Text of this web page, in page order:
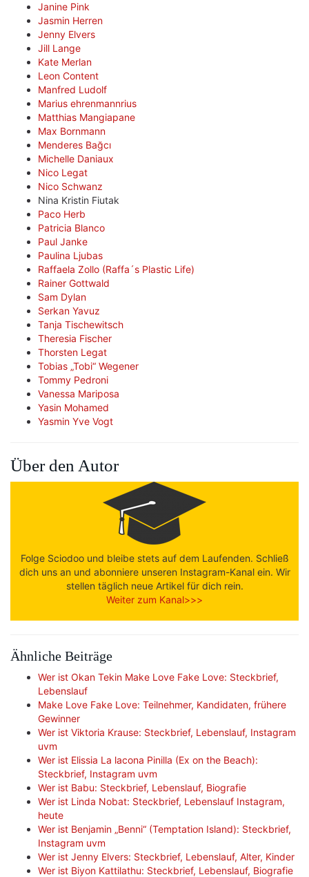
Janine Pink
Jasmin Herren
Jenny Elvers
Jill Lange
Kate Merlan
Leon Content
Manfred Ludolf
Marius ehrenmannrius
Matthias Mangiapane
Max Bornmann
Menderes Bağcı
Michelle Daniaux
Nico Legat
Nico Schwanz
Nina Kristin Fiutak
Paco Herb
Patricia Blanco
Paul Janke
Paulina Ljubas
Raffaela Zollo (Raffa´s Plastic Life)
Rainer Gottwald
Sam Dylan
Serkan Yavuz
Tanja Tischewitsch
Theresia Fischer
Thorsten Legat
Tobias „Tobi“ Wegener
Tommy Pedroni
Vanessa Mariposa
Yasin Mohamed
Yasmin Yve Vogt
Über den Autor
Folge Sciodoo und bleibe stets auf dem Laufenden. Schließ
dich uns an und abonniere unseren Instagram-Kanal ein. Wir
stellen täglich neue Artikel für dich rein.
Weiter zum Kanal>>>
Ähnliche Beiträge
Wer ist Okan Tekin Make Love Fake Love: Steckbrief,
Lebenslauf
Make Love Fake Love: Teilnehmer, Kandidaten, frühere
Gewinner
Wer ist Viktoria Krause: Steckbrief, Lebenslauf, Instagram
uvm
Wer ist Elissia La lacona Pinilla (Ex on the Beach):
Steckbrief, Instagram uvm
Wer ist Babu: Steckbrief, Lebenslauf, Biografie
Wer ist Linda Nobat: Steckbrief, Lebenslauf Instagram,
heute
Wer ist Benjamin „Benni“ (Temptation Island): Steckbrief,
Instagram uvm
Wer ist Jenny Elvers: Steckbrief, Lebenslauf, Alter, Kinder
Wer ist Biyon Kattilathu: Steckbrief, Lebenslauf, Biografie